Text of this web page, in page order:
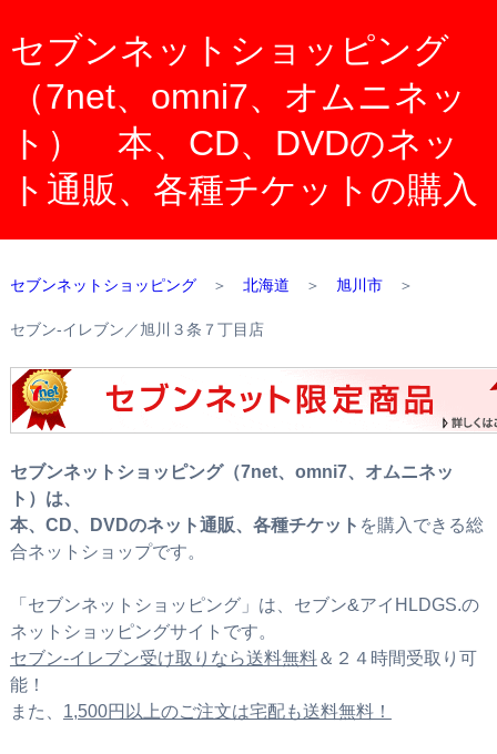
セブンネットショッピング
（7net、omni7、オムニネッ
ト） 本、CD、DVDのネッ
ト通販、各種チケットの購入
セブンネットショッピング＞ 北海道 ＞ 旭川市＞
セブン‐イレブン／旭川３条７丁目店
セブンネットショッピング（7net、omni7、オムニネッ
ト）は、
本、CD、DVDのネット通販、各種チケット を購入できる総
合ネットショップです。
「セブンネットショッピング」は、セブン&アイHLDGS.の
ネットショッピングサイトです。
セブン‐イレブン受け取りなら送料無料＆２４時間受取り可
能！
また、 1,500円以上のご注文は宅配も送料無料！